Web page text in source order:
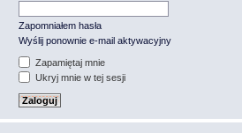
Zapomniałem hasła
Wyślij ponownie e-mail aktywacyjny
Zapamiętaj mnie
Ukryj mnie w tej sesji